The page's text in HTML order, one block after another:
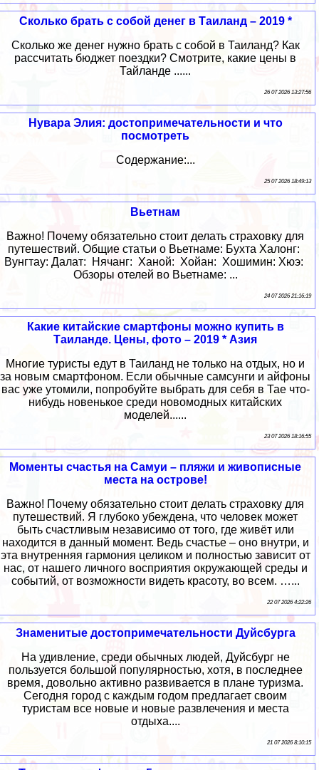
Сколько брать с собой денег в Таиланд – 2019 *
Сколько же денег нужно брать с собой в Таиланд? Как
рассчитать бюджет поездки? Смотрите, какие цены в
Тайланде ......
26 07 2026 13:27:56
Нувара Элия: достопримечательности и что
посмотреть
Содержание:...
25 07 2026 18:49:13
Вьетнам
Важно! Почему обязательно стоит делать страховку для
путешествий. Общие статьи о Вьетнаме: Бухта Халонг:
Вунгтау: Далат: Нячанг: Ханой: Хойан: Хошимин: Хюэ:
Обзоры отелей во Вьетнаме: ...
24 07 2026 21:16:19
Какие китайские смартфоны можно купить в
Таиланде. Цены, фото – 2019 * Азия
Многие туристы едут в Таиланд не только на отдых, но и
за новым смартфоном. Если обычные самсунги и айфоны
вас уже утомили, попробуйте выбрать для себя в Тае что-
нибудь новенькое среди новомодных китайских
моделей......
23 07 2026 18:16:55
Моменты счастья на Самуи – пляжи и живописные
места на острове!
Важно! Почему обязательно стоит делать страховку для
путешествий. Я глубоко убеждена, что человек может
быть счастливым независимо от того, где живёт или
находится в данный момент. Ведь счастье – оно внутри, и
эта внутренняя гармония целиком и полностью зависит от
нас, от нашего личного восприятия окружающей среды и
событий, от возможности видеть красоту, во всем. …...
22 07 2026 4:22:26
Знаменитые достопримечательности Дуйсбурга
На удивление, среди обычных людей, Дуйсбург не
пользуется большой популярностью, хотя, в последнее
время, довольно активно развивается в плане туризма.
Сегодня город с каждым годом предлагает своим
туристам все новые и новые развлечения и места
отдыха....
21 07 2026 8:10:15